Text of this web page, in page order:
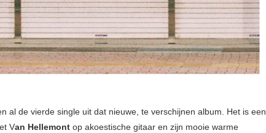
al de vierde single uit dat nieuwe, te verschijnen album. Het is een
Van Hellemont op akoestische gitaar en zijn mooie warme